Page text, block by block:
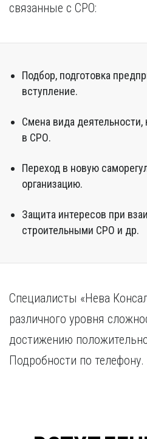
связанные с СРО:
Подбор, подготовка
вступление.
Смена вида
в СРО.
Переход в новую
организацию.
Защита интересов при
строительными СРО и др.
Специалисты «Нева
различного уровня
достижению
Подробности по телефону.